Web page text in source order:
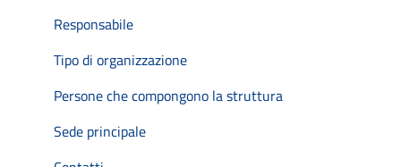
Responsabile
Tipo di organizzazione
Persone che compongono la struttura
Sede principale